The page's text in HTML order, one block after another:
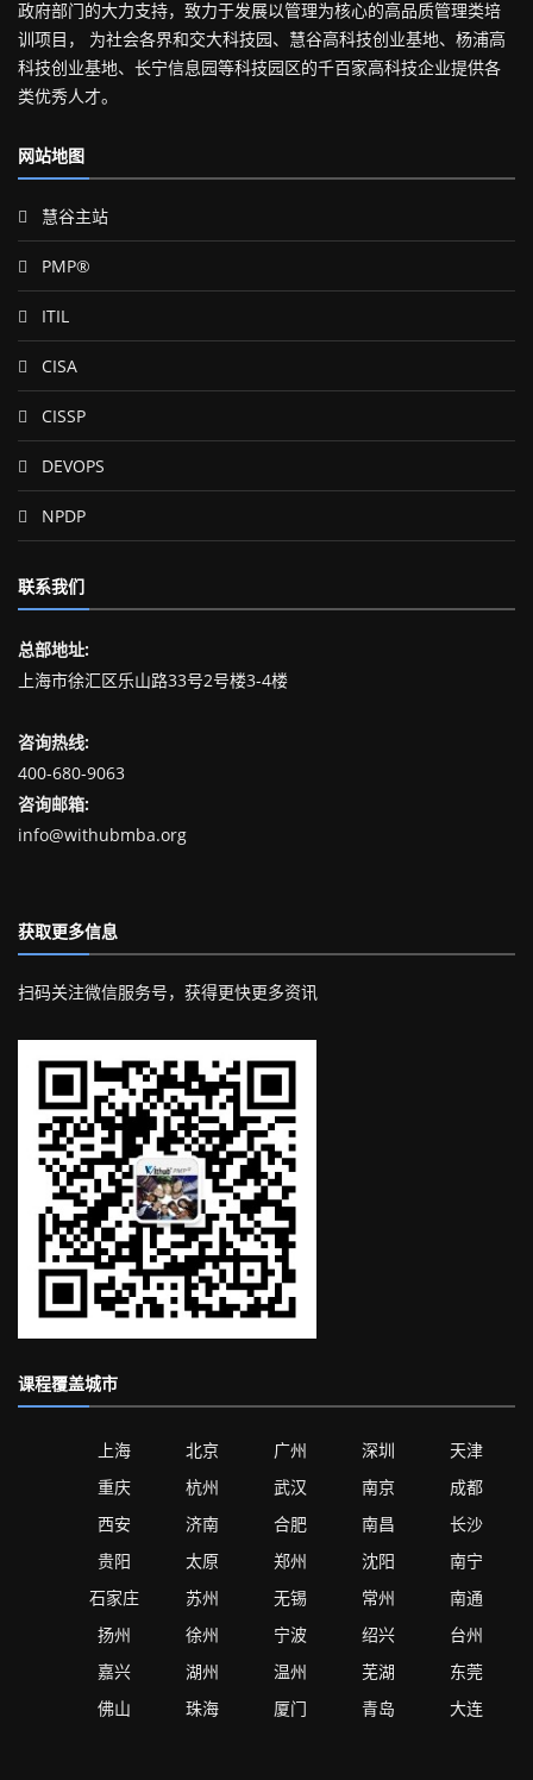
政府部门的大力支持，致力于发展以管理为核心的高品质管理类培
训项目， 为社会各界和交大科技园、慧谷高科技创业基地、杨浦高
科技创业基地、长宁信息园等科技园区的千百家高科技企业提供各
类优秀人才。
网站地图
慧谷主站
PMP®
ITIL
CISA
CISSP
DEVOPS
NPDP
联系我们
总部地址:
上海市徐汇区乐山路33号2号楼3-4楼
咨询热线:
400-680-9063
咨询邮箱:
info@withubmba.org
获取更多信息
扫码关注微信服务号，获得更快更多资讯
课程覆盖城市
上海 北京 广州 深圳
天津
重庆
杭州 武汉 南京
成都
西安
济南 合肥 南昌
长沙
贵阳
太原 郑州 沈阳
南宁
石家庄
苏州 无锡 常州
南通
扬州
徐州 宁波 绍兴
台州
嘉兴
湖州 温州 芜湖
东莞
佛山
珠海 厦门 青岛 大连